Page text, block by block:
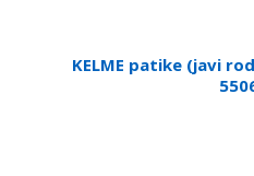
KELME patike (javi